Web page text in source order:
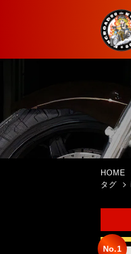
HOME
タグ
No.1